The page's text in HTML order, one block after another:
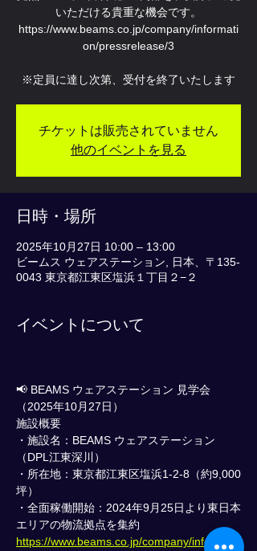
いただける貴重な機会です。
https://www.beams.co.jp/company/informati
on/pressrelease/3
※定員に達し次第、受付を終了いたします
チケットは販売されていません
他のイベントを見る
日時・場所
2025年10月27日 10:00 – 13:00
ビームス ウェアステーション, 日本、〒135-
0043 東京都江東区塩浜１丁目２−２
イベントについて
📢 BEAMS ウェアステーション 見学会
（2025年10月27日）
施設概要
・施設名：BEAMS ウェアステーション
（DPL江東深川）
・所在地：東京都江東区塩浜1‑2‑8（約9,000
坪）
・全面稼働開始：2024年9月25日より東日本
エリアの物流拠点を集約
https://www.beams.co.jp/company/informati